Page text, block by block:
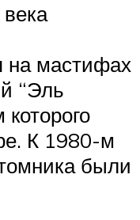
на мастифах
“Эль
К 1980-м
были